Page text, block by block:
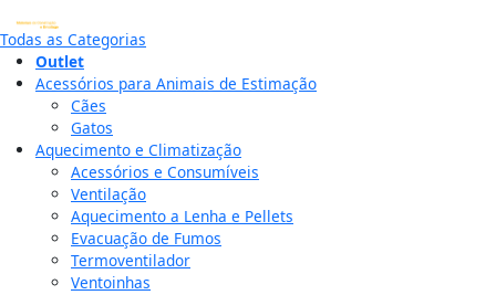
Todas as Categorias
Outlet
Acessórios para Animais de Estimação
Cães
Gatos
Aquecimento e Climatização
Acessórios e Consumíveis
Ventilação
Aquecimento a Lenha e Pellets
Evacuação de Fumos
Termoventilador
Ventoinhas